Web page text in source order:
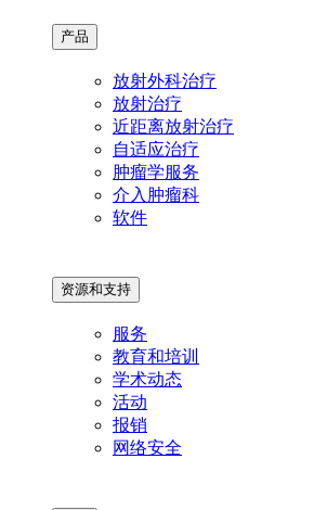
产品
放射外科治疗
放射治疗
近距离放射治疗
自适应治疗
肿瘤学服务
介入肿瘤科
软件
资源和支持
服务
教育和培训
学术动态
活动
报销
网络安全